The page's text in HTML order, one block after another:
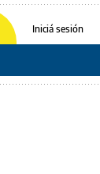
Iniciá sesión